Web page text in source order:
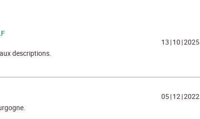
13 |10 |2025
descriptions.
05|12|2022